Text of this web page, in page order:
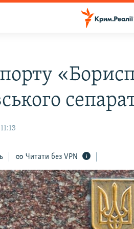
Читати без VPN